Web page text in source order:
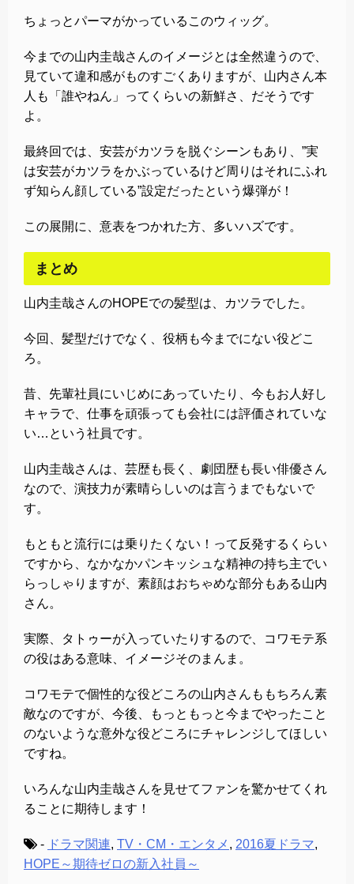
ちょっとパーマがかっているこのウィッグ。
今までの山内圭哉さんのイメージとは全然違うので、
見ていて違和感がものすごくありますが、山内さん本
人も「誰やねん」ってくらいの新鮮さ、だそうです
よ。
最終回では、安芸がカツラを脱ぐシーンもあり、”実
は安芸がカツラをかぶっているけど周りはそれにふれ
ず知らん顔している”設定だったという爆弾が！
この展開に、意表をつかれた方、多いハズです。
まとめ
山内圭哉さんのHOPEでの髪型は、カツラでした。
今回、髪型だけでなく、役柄も今までにない役どこ
ろ。
昔、先輩社員にいじめにあっていたり、今もお人好し
キャラで、仕事を頑張っても会社には評価されていな
い…という社員です。
山内圭哉さんは、芸歴も長く、劇団歴も長い俳優さん
なので、演技力が素晴らしいのは言うまでもないで
す。
もともと流行には乗りたくない！って反発するくらい
ですから、なかなかパンキッシュな精神の持ち主でい
らっしゃりますが、素顔はおちゃめな部分もある山内
さん。
実際、タトゥーが入っていたりするので、コワモテ系
の役はある意味、イメージそのまんま。
コワモテで個性的な役どころの山内さんももちろん素
敵なのですが、今後、もっともっと今までやったこと
のないような意外な役どころにチャレンジしてほしい
ですね。
いろんな山内圭哉さんを見せてファンを驚かせてくれ
ることに期待します！
- ドラマ関連, TV・CM・エンタメ , 2016夏ドラマ,
HOPE～期待ゼロの新入社員～